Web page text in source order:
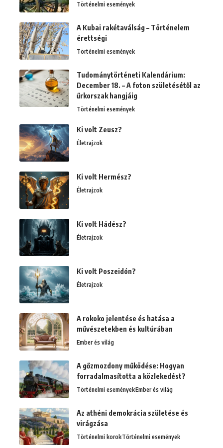
Történelmi események
A Kubai rakétaválság – Történelem
érettségi
Történelmi események
Tudománytörténeti Kalendárium:
December 18. – A foton születésétől az
űrkorszak hangjáig
Történelmi események
Ki volt Zeusz?
Életrajzok
Ki volt Hermész?
Életrajzok
Ki volt Hádész?
Életrajzok
Ki volt Poszeidón?
Életrajzok
A rokoko jelentése és hatása a
művészetekben és kultúrában
Ember és világ
A gőzmozdony működése: Hogyan
forradalmasította a közlekedést?
Történelmi eseményekEmber és világ
Az athéni demokrácia születése és
virágzása
Történelmi korokTörténelmi események